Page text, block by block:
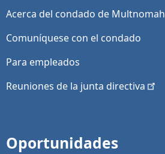
Acerca del condado de Multnomah
Comuníquese con el condado
Para empleados
Reuniones de la junta directiva
Oportunidades